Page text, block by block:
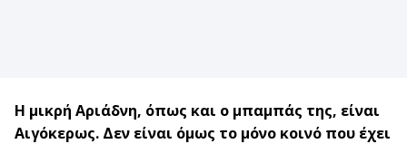
Η μικρή Αριάδνη, όπως και ο μπαμπάς της, είναι
Αιγόκερως. Δεν είναι όμως το μόνο κοινό που έχει